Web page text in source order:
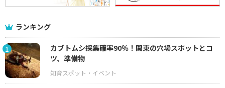
ランキング
1
カブトムシ採集確率90％！関東の穴場スポットとコ
ツ、準備物